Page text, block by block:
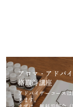
アロマ・アドバ
格取得講座
アドバイザーコース
きます。